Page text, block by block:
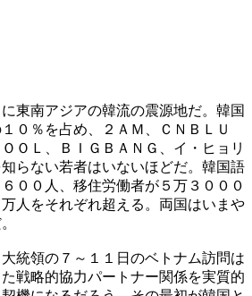
東南アジアの韓流の震源地だ。韓国
０％を占め、２ＡＭ、ＣＮＢＬＵ
ＯＬ、ＢＩＧＢＡＮＧ、イ・ヒョリ
らない若者はいないほどだ。韓国語
００人、移住労働者が５万３０００
人をそれぞれ超える。両国はいまや
統領の７～１１日のベトナム訪問は
戦略的協力パートナー関係を実質的